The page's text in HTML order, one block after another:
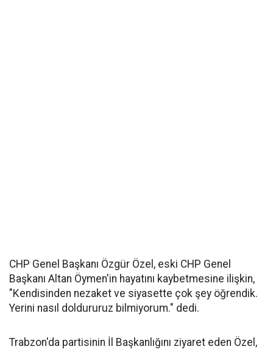
CHP Genel Başkanı Özgür Özel, eski CHP Genel
Başkanı Altan Öymen'in hayatını kaybetmesine ilişkin,
"Kendisinden nezaket ve siyasette çok şey öğrendik.
Yerini nasıl doldururuz bilmiyorum." dedi.
Trabzon'da partisinin İl Başkanlığını ziyaret eden Özel,